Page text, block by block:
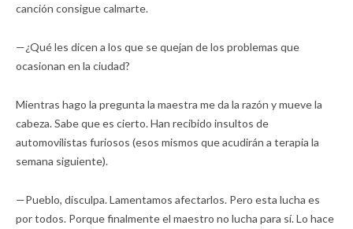
canción consigue calmarte.
—¿Qué les dicen a los que se quejan de los problemas que
ocasionan en la ciudad?
Mientras hago la pregunta la maestra me da la razón y mueve la
cabeza. Sabe que es cierto. Han recibido insultos de
automovilistas furiosos (esos mismos que acudirán a terapia la
semana siguiente).
—Pueblo, disculpa. Lamentamos afectarlos. Pero esta lucha es
por todos. Porque finalmente el maestro no lucha para sí. Lo hace